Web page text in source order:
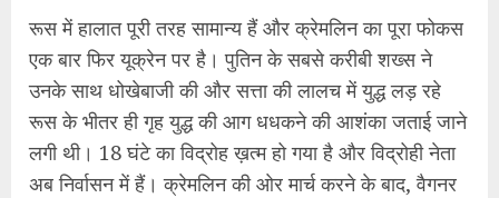
रूस में हालात पूरी तरह सामान्य हैं और क्रेमलिन का पूरा फोकस
एक बार फिर यूक्रेन पर है। पुतिन के सबसे करीबी शख्स ने
उनके साथ धोखेबाजी की और सत्ता की लालच में युद्ध लड़ रहे
रूस के भीतर ही गृह युद्ध की आग धधकने की आशंका जताई जाने
लगी थी। 18 घंटे का विद्रोह ख़त्म हो गया है और विद्रोही नेता
अब निर्वासन में हैं। क्रेमलिन की ओर मार्च करने के बाद, वैगनर